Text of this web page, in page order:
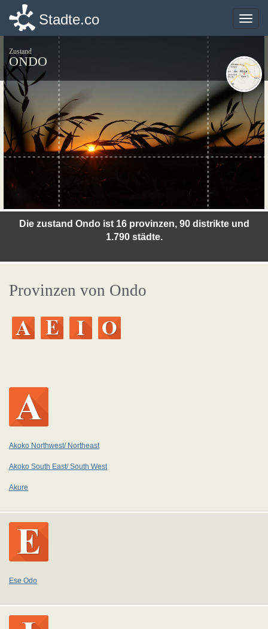
Toggle
Stadte.co
Zustand
ONDO
Die zustand Ondo ist 16 provinzen, 90 distrikte und
1.790 städte.
Provinzen von Ondo
Akoko Northwest/ Northeast
Akoko South East/ South West
Akure
Ese Odo
Toggle
Stadte.co